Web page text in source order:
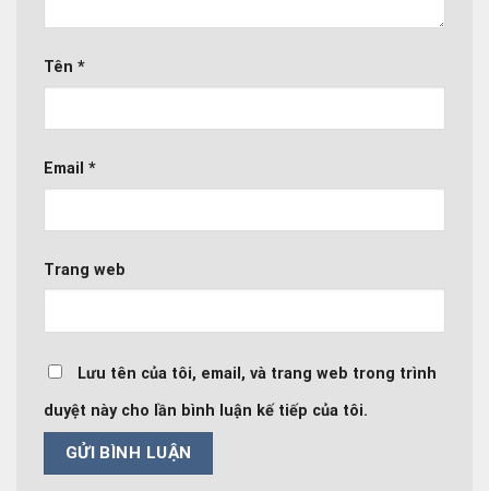
Tên *
Email *
Trang web
Lưu tên của tôi, email, và trang web trong trình
duyệt này cho lần bình luận kế tiếp của tôi.